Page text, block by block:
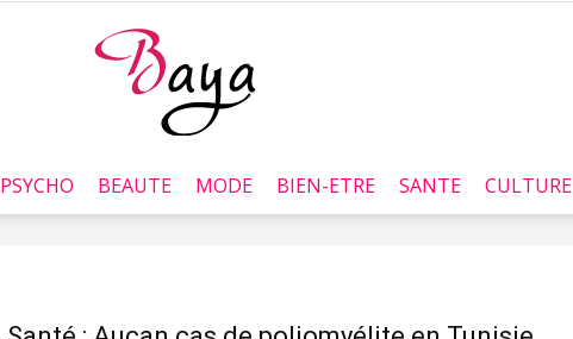
Baya.tn
PSYCHO BEAUTE MODE BIEN-ETRE SANTE CULTURE